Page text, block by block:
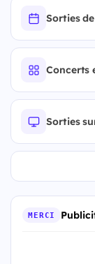
Sorties
Concerts
Sorties
MERCI